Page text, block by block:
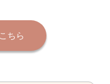
ちら